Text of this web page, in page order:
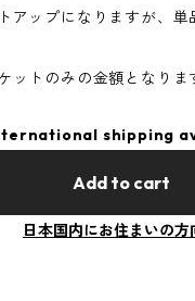
アップになりますが、単
ットのみの金額となりま
shipping
Add to cart
日本国内にお住まいの方